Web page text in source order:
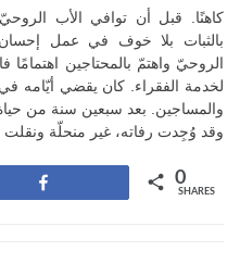
كاهنًا. قبل أن توافي الأب
بالثبات بلا خوف في عمل
الروحيّ واهتمّ بالمحتاجين
لخدمة الفقراء. كان يقضي أيّامه
والمساجين. بعد سبعين سنة من
وقد وُجِدت رفاته، غير منحلّة ونقلت
0
SHARES